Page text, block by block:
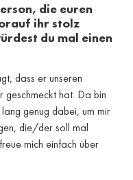
die euren
ihr stolz
du mal einen
dass er unseren
hat. Da bin
genug dabei, um mir
die/der soll mal
mich einfach über